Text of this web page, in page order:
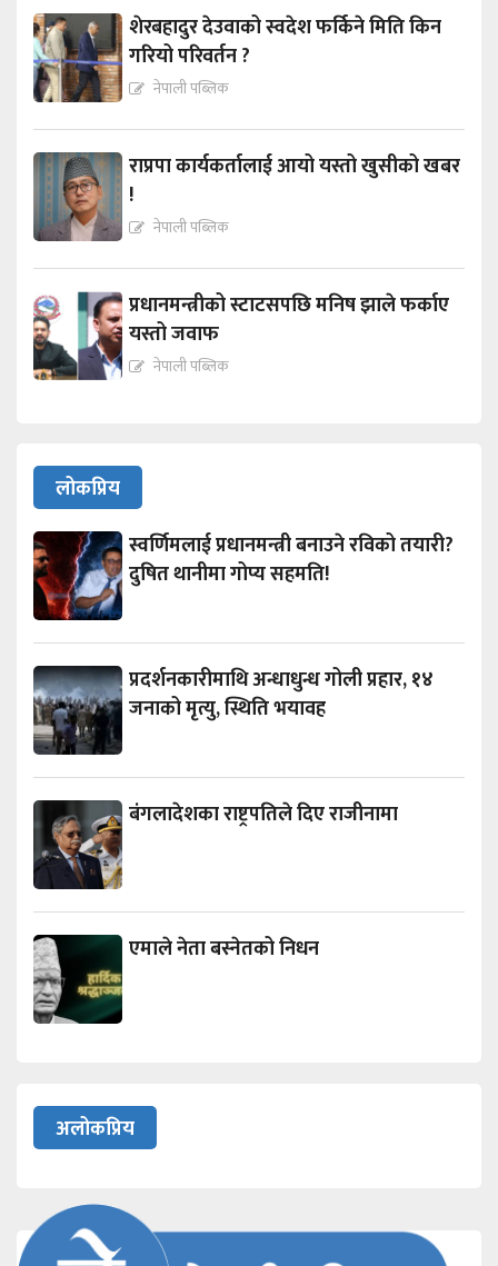
शेरबहादुर देउवाको स्वदेश फर्किने मिति किन
गरियो परिवर्तन ?
नेपाली पब्लिक
राप्रपा कार्यकर्तालाई आयो यस्तो खुसीको खबर
!
नेपाली पब्लिक
प्रधानमन्त्रीको स्टाटसपछि मनिष झाले फर्काए
यस्तो जवाफ
नेपाली पब्लिक
लोकप्रिय
स्वर्णिमलाई प्रधानमन्त्री बनाउने रविको तयारी?
दुषित थानीमा गोप्य सहमति!
प्रदर्शनकारीमाथि अन्धाधुन्ध गोली प्रहार, १४
जनाको मृत्यु, स्थिति भयावह
बंगलादेशका राष्ट्रपतिले दिए राजीनामा
एमाले नेता बस्नेतको निधन
अलोकप्रिय